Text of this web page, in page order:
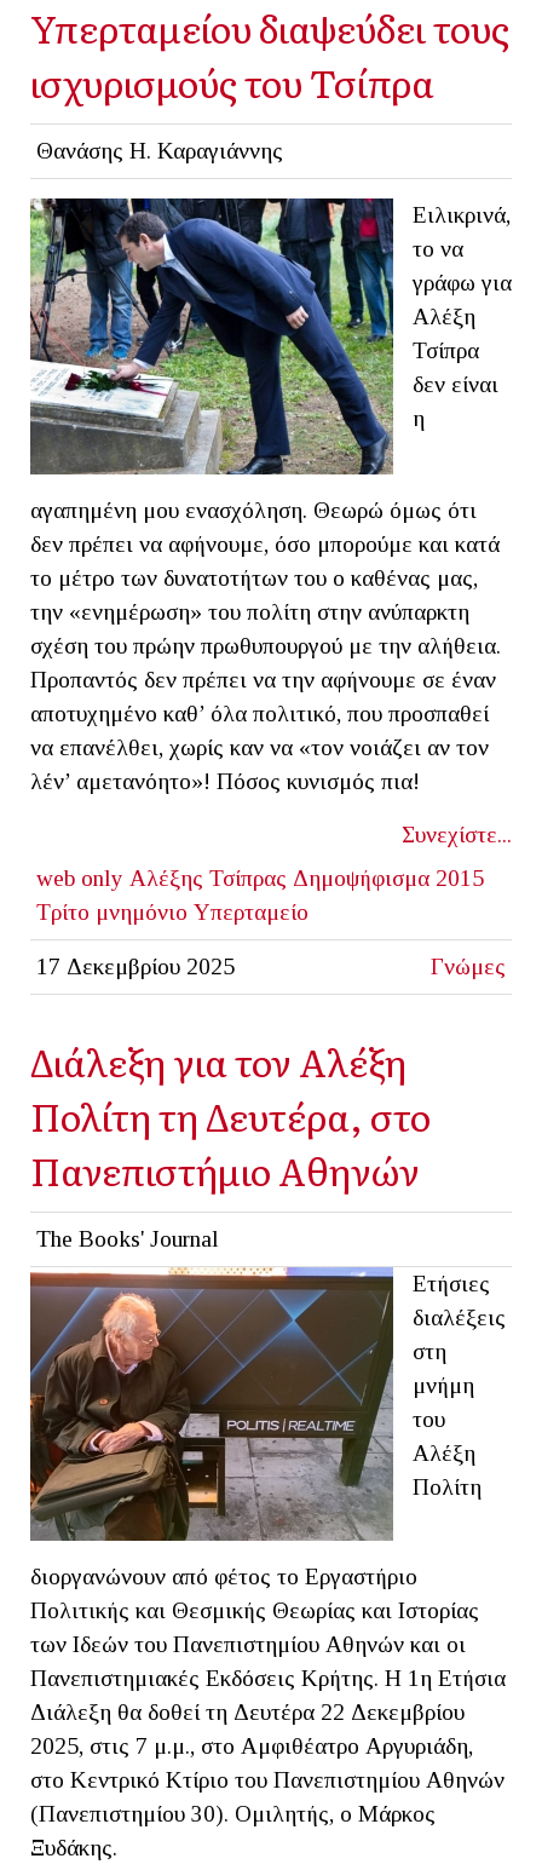
Υπερταμείου διαψεύδει τους
ισχυρισμούς του Τσίπρα
Θανάσης Η. Καραγιάννης
Ειλικρινά,
το να
γράφω για
Αλέξη
Τσίπρα
δεν είναι
η
αγαπημένη μου ενασχόληση. Θεωρώ όμως ότι
δεν πρέπει να αφήνουμε, όσο μπορούμε και κατά
το μέτρο των δυνατοτήτων του ο καθένας μας,
την «ενημέρωση» του πολίτη στην ανύπαρκτη
σχέση του πρώην πρωθυπουργού με την αλήθεια.
Προπαντός δεν πρέπει να την αφήνουμε σε έναν
αποτυχημένο καθ’ όλα πολιτικό, που προσπαθεί
να επανέλθει, χωρίς καν να «τον νοιάζει αν τον
λέν’ αμετανόητο»! Πόσος κυνισμός πια!
Συνεχίστε...
web only Αλέξης Τσίπρας Δημοψήφισμα 2015
Τρίτο μνημόνιο Υπερταμείο
17 Δεκεμβρίου 2025 Γνώμες
Διάλεξη για τον Αλέξη
Πολίτη τη Δευτέρα, στο
Πανεπιστήμιο Αθηνών
The Books' Journal
Ετήσιες
διαλέξεις
στη
μνήμη
του
Αλέξη
Πολίτη
διοργανώνουν από φέτος το Εργαστήριο
Πολιτικής και Θεσμικής Θεωρίας και Ιστορίας
των Ιδεών του Πανεπιστημίου Αθηνών και οι
Πανεπιστημιακές Εκδόσεις Κρήτης. Η 1η Ετήσια
Διάλεξη θα δοθεί τη Δευτέρα 22 Δεκεμβρίου
2025, στις 7 μ.μ., στο Αμφιθέατρο Αργυριάδη,
στο Κεντρικό Κτίριο του Πανεπιστημίου Αθηνών
(Πανεπιστημίου 30). Ομιλητής, ο Μάρκος
Ξυδάκης.